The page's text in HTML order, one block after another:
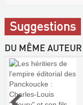
Suggestions
DU MÊME AUTEUR